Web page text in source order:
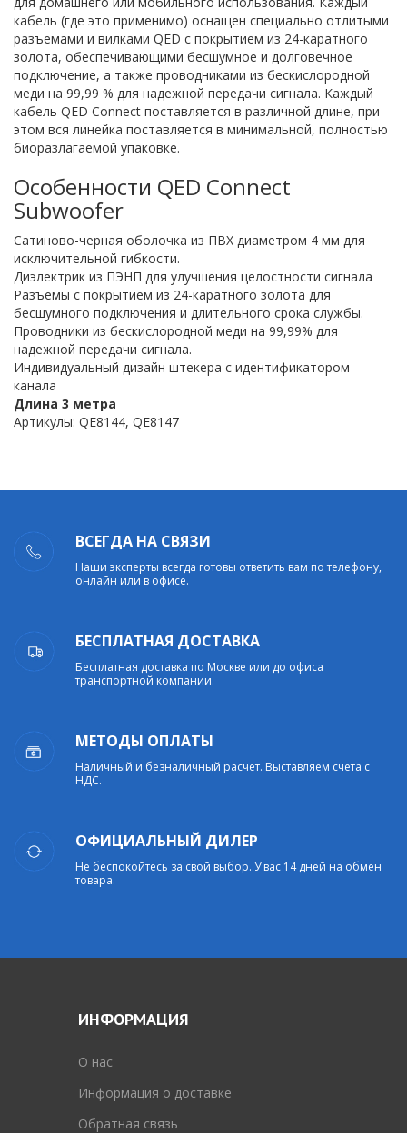
кабель (где это применимо) оснащен специально отлитыми
разъемами и вилками QED с покрытием из 24-каратного
золота, обеспечивающими бесшумное и долговечное
подключение, а также проводниками из бескислородной
меди на 99,99 % для надежной передачи сигнала. Каждый
кабель QED Connect поставляется в различной длине, при
этом вся линейка поставляется в минимальной, полностью
биоразлагаемой упаковке.
Особенности QED Connect
Subwoofer
Сатиново-черная оболочка из ПВХ диаметром 4 мм для
исключительной гибкости.
Диэлектрик из ПЭНП для улучшения целостности сигнала
Разъемы с покрытием из 24-каратного золота для
бесшумного подключения и длительного срока службы.
Проводники из бескислородной меди на 99,99% для
надежной передачи сигнала.
Индивидуальный дизайн штекера с идентификатором
канала
Длина 3 метра
Артикулы: QE8144, QE8147
ВСЕГДА НА СВЯЗИ
Наши эксперты всегда готовы ответить вам по телефону,
онлайн или в офисе.
БЕСПЛАТНАЯ ДОСТАВКА
Бесплатная доставка по Москве или до офиса
транспортной компании.
МЕТОДЫ ОПЛАТЫ
Наличный и безналичный расчет. Выставляем счета с
НДС.
ОФИЦИАЛЬНЫЙ ДИЛЕР
Не беспокойтесь за свой выбор. У вас 14 дней на обмен
товара.
ИНФОРМАЦИЯ
O нас
Информация о доставке
Обратная связь